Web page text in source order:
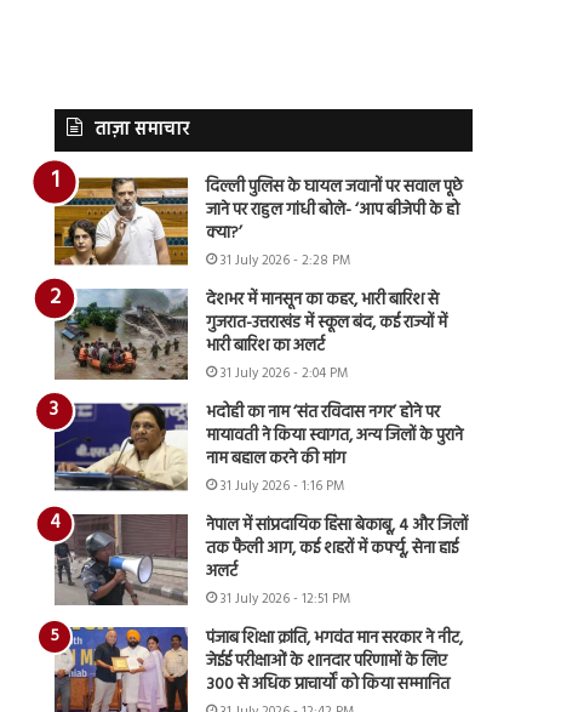
ताज़ा समाचार
दिल्ली पुलिस के घायल जवानों पर सवाल पूछे
जाने पर राहुल गांधी बोले- ‘आप बीजेपी के हो
क्या?’
31 July 2026 - 2:28 PM
देशभर में मानसून का कहर, भारी बारिश से
गुजरात-उत्तराखंड में स्कूल बंद, कई राज्यों में
भारी बारिश का अलर्ट
31 July 2026 - 2:04 PM
भदोही का नाम ‘संत रविदास नगर’ होने पर
मायावती ने किया स्वागत, अन्य जिलों के पुराने
नाम बहाल करने की मांग
31 July 2026 - 1:16 PM
नेपाल में सांप्रदायिक हिंसा बेकाबू, 4 और जिलों
तक फैली आग, कई शहरों में कर्फ्यू, सेना हाई
अलर्ट
31 July 2026 - 12:51 PM
पंजाब शिक्षा क्रांति, भगवंत मान सरकार ने नीट,
जेईई परीक्षाओं के शानदार परिणामों के लिए
300 से अधिक प्राचार्यों को किया सम्मानित